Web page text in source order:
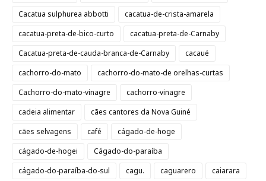
Cacatua sulphurea abbotti
cacatua-de-crista-amarela
cacatua-preta-de-bico-curto
cacatua-preta-de-Carnaby
Cacatua-preta-de-cauda-branca-de-Carnaby
cacaué
cachorro-do-mato
cachorro-do-mato-de orelhas-curtas
Cachorro-do-mato-vinagre
cachorro-vinagre
cadeia alimentar
cães cantores da Nova Guiné
cães selvagens
café
cágado-de-hoge
cágado-de-hogei
Cágado-do-paraíba
cágado-do-paraíba-do-sul
cagu. caguarero
caiarara